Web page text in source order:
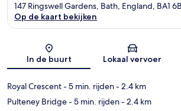
Kaart
147 Ringswell Gardens, Bath, England, BA1
Op de kaart bekijken
In de buurt Lokaal vervoer
Royal Crescent- 5 min. rijden- 2.4 km
Pulteney Bridge- 5 min. rijden- 2.4 km